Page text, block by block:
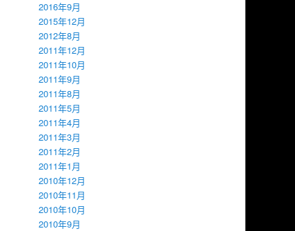
2016年9月
2015年12月
2012年8月
2011年12月
2011年10月
2011年9月
2011年8月
2011年5月
2011年4月
2011年3月
2011年2月
2011年1月
2010年12月
2010年11月
2010年10月
2010年9月